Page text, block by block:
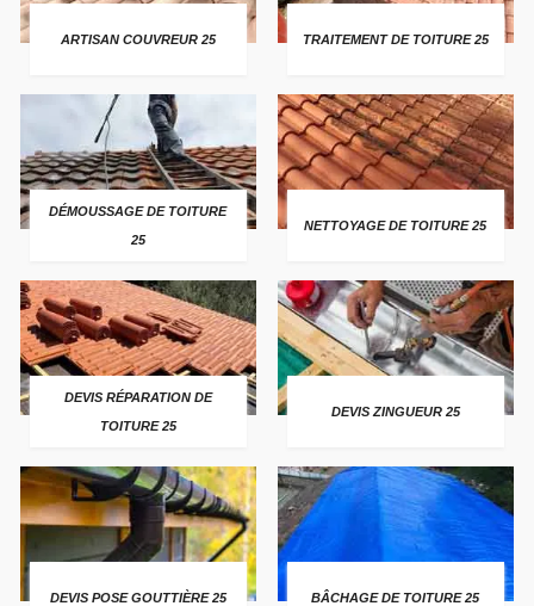
ARTISAN COUVREUR 25 TRAITEMENT DE TOITURE 25
DÉMOUSSAGE DE TOITURE
25
NETTOYAGE DE TOITURE 25
DEVIS RÉPARATION DE
TOITURE 25
DEVIS ZINGUEUR 25
DEVIS POSE GOUTTIÈRE 25 BÂCHAGE DE TOITURE 25